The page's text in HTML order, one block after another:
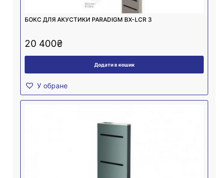
БОКС ДЛЯ АКУСТИКИ PARADIGM BX-LCR 3
20 400₴
Додати в кошик
У обране